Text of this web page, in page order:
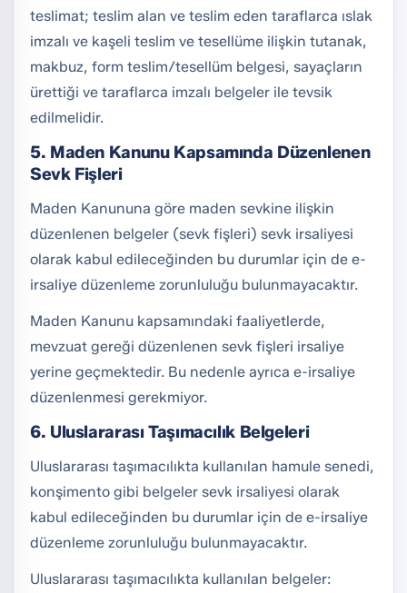
teslimat; teslim alan ve teslim eden taraflarca ıslak
imzalı ve kaşeli teslim ve tesellüme ilişkin tutanak,
makbuz, form teslim/tesellüm belgesi, sayaçların
ürettiği ve taraflarca imzalı belgeler ile tevsik
edilmelidir.
5. Maden Kanunu Kapsamında Düzenlenen
Sevk Fişleri
Maden Kanununa göre maden sevkine ilişkin
düzenlenen belgeler (sevk fişleri) sevk irsaliyesi
olarak kabul edileceğinden bu durumlar için de e-
irsaliye düzenleme zorunluluğu bulunmayacaktır.
Maden Kanunu kapsamındaki faaliyetlerde,
mevzuat gereği düzenlenen sevk fişleri irsaliye
yerine geçmektedir. Bu nedenle ayrıca e-irsaliye
düzenlenmesi gerekmiyor.
6. Uluslararası Taşımacılık Belgeleri
Uluslararası taşımacılıkta kullanılan hamule senedi,
konşimento gibi belgeler sevk irsaliyesi olarak
kabul edileceğinden bu durumlar için de e-irsaliye
düzenleme zorunluluğu bulunmayacaktır.
Uluslararası taşımacılıkta kullanılan belgeler: